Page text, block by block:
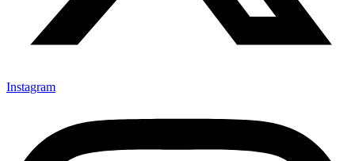
Instagram